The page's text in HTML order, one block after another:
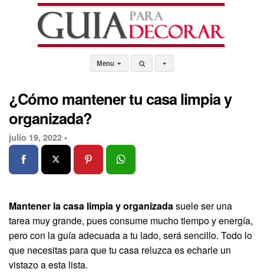
Menu
¿Cómo mantener tu casa limpia y
organizada?
julio 19, 2022 •
Mantener la casa limpia y organizadasuele ser una
tarea muy grande, pues consume mucho tiempo y energía,
pero con la guía adecuada a tu lado, será sencillo. Todo lo
que necesitas para que tu casa reluzca es echarle un
vistazo a esta lista.